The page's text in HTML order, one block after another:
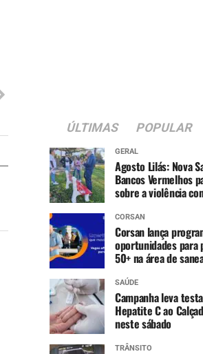
ÚLTIMAS POPULAR
GERAL
Agosto Lilás: Nova
Bancos Vermelhos
sobre a violência
CORSAN
Corsan lança
oportunidades para
50+ na área de
SAÚDE
Campanha leva
Hepatite C ao
neste sábado
TRÂNSITO